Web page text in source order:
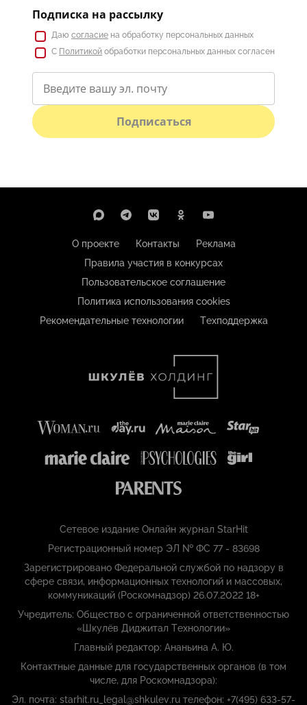
Подписка на рассылку
Даю согласие на обработку персональных данных
С Политикой обработки персональных данных согласен
Подписаться
О проекте Контакты
Реклама
Правила участия в конкурсах
Пользовательское соглашение
Политика использования cookies
Рекомендательные технологии
Техподдержка
Сетевое издание Онлайн журнал StarHit
Регистрационный номер ЭЛ № ФС 77 - 83698
Зарегистрировано Федеральной службой по надзору в
сфере связи, информационных технологий и массовых,
коммуникаций (Роскомнадзор) 26.07.2022 18+
Учредитель: Общество с ограниченной ответственностью
«Шкулёв Диджитал Технологии»
Главный редактор: Ананьина А. Ю.
Контактные данные для государственных органов (в том
числе, для Роскомнадзора):
Эл. почта: starhit.ru_legal@shkulev.ru телефон: +7(495) 633-57-